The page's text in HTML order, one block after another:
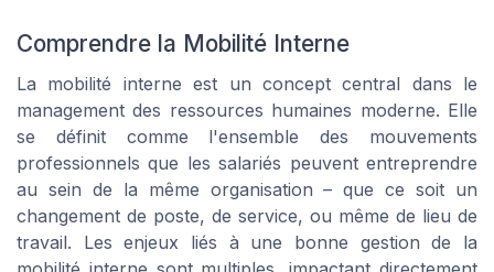
Comprendre la Mobilité Interne
La mobilité interne est un concept central dans le
management des ressources humaines moderne. Elle
se définit comme l'ensemble des mouvements
professionnels que les salariés peuvent entreprendre
au sein de la même organisation – que ce soit un
changement de poste, de service, ou même de lieu de
travail. Les enjeux liés à une bonne gestion de la